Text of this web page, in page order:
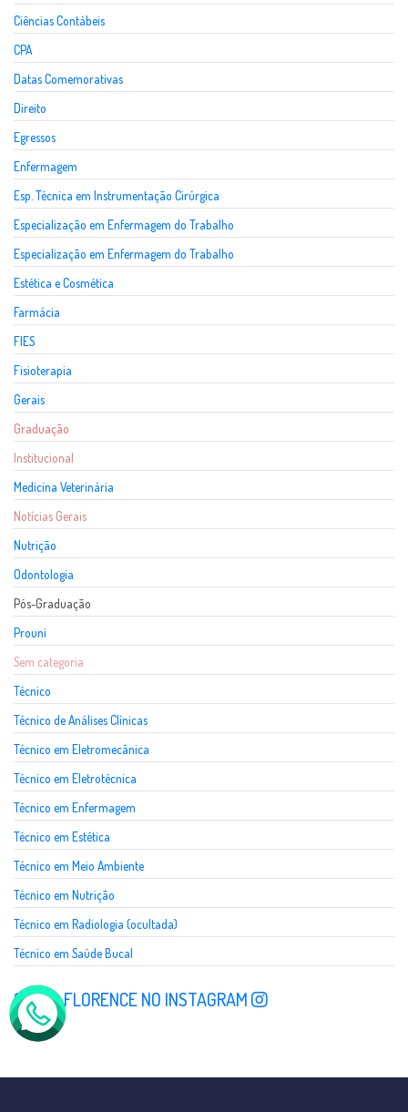
Ciências Contábeis
CPA
Datas Comemorativas
Direito
Egressos
Enfermagem
Esp. Técnica em Instrumentação Cirúrgica
Especialização em Enfermagem do Trabalho
Especialização em Enfermagem do Trabalho
Estética e Cosmética
Farmácia
FIES
Fisioterapia
Gerais
Graduação
Institucional
Medicina Veterinária
Notícias Gerais
Nutrição
Odontologia
Pós-Graduação
Prouni
Sem categoria
Técnico
Técnico de Análises Clínicas
Técnico em Eletromecânica
Técnico em Eletrotécnica
Técnico em Enfermagem
Técnico em Estética
Técnico em Meio Ambiente
Técnico em Nutrição
Técnico em Radiologia (ocultada)
Técnico em Saúde Bucal
SIGA A FLORENCE NO INSTAGRAM